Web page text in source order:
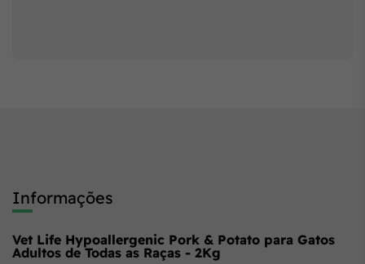
Informações
Vet Life Hypoallergenic Pork & Potato para Gatos
Adultos de Todas as Raças - 2Kg